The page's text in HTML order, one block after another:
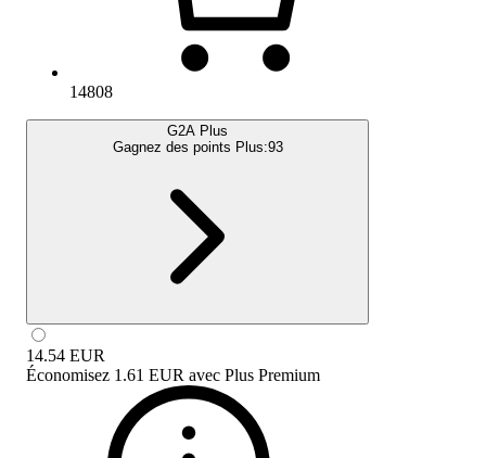
14808
G2A Plus
Gagnez des points Plus:93
14.54 EUR
Économisez 1.61 EUR avec Plus Premium